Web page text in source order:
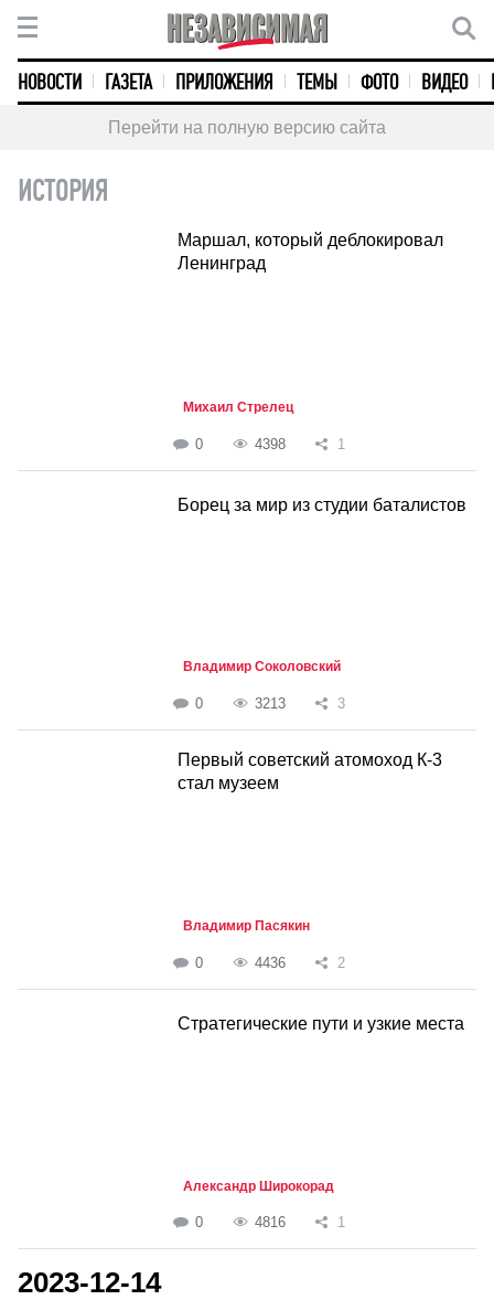
НОВОСТИ ГАЗЕТА ПРИЛОЖЕНИЯ ТЕМЫ ФОТО ВИДЕО
Перейти на полную версию сайта
ИСТОРИЯ
Маршал, который деблокировал
Ленинград
Михаил Стрелец
0 4398 1
Борец за мир из студии баталистов
Владимир Соколовский
0 3213 3
Первый советский атомоход К-3
стал музеем
Владимир Пасякин
0 4436 2
Стратегические пути и узкие места
Александр Широкорад
0 4816 1
2023-12-14